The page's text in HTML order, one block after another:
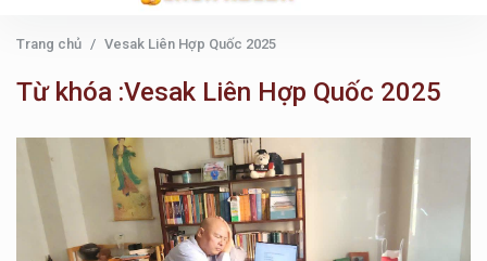
Trang chủ Vesak Liên Hợp Quốc 2025
Từ khóa :Vesak Liên Hợp Quốc 2025